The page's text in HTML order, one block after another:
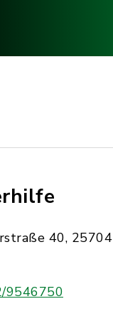
40, 25704
9546750